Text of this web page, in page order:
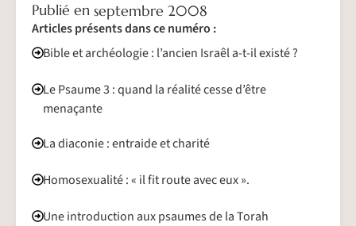
Publié en septembre 2008
Articles présents dans ce numéro :
Bible et archéologie : l’ancien Israêl a-t-il existé ?
Le Psaume 3 : quand la réalité cesse d’être
menaçante
La diaconie : entraide et charité
Homosexualité : « il fit route avec eux ».
Une introduction aux psaumes de la Torah